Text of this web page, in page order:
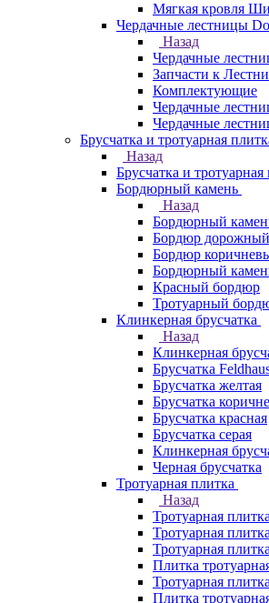
Мягкая кровля
Чердачные лестницы
Назад
Чердачные
Запчасти к
Комплектующие
Чердачные
Чердачные
Брусчатка и тротуарная
Назад
Брусчатка и тротуарная
Бордюрный камень
Назад
Бордюрный
Бордюр дорожный
Бордюр
Бордюрный
Красный бордюр
Тротуарный
Клинкерная брусчатка
Назад
Клинкерная
Брусчатка
Брусчатка желтая
Брусчатка
Брусчатка красная
Брусчатка серая
Клинкерная
Черная брусчатка
Тротуарная плитка
Назад
Тротуарная плитка
Тротуарная
Тротуарная
Плитка
Тротуарная
Плитка